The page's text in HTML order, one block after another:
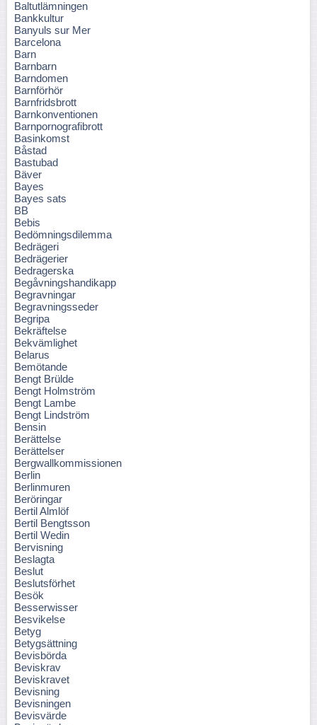
Baltutlämningen
Bankkultur
Banyuls sur Mer
Barcelona
Barn
Barnbarn
Barndomen
Barnförhör
Barnfridsbrott
Barnkonventionen
Barnpornografibrott
Basinkomst
Båstad
Bastubad
Bäver
Bayes
Bayes sats
BB
Bebis
Bedömningsdilemma
Bedrägeri
Bedrägerier
Bedragerska
Begåvningshandikapp
Begravningar
Begravningsseder
Begripa
Bekräftelse
Bekvämlighet
Belarus
Bemötande
Bengt Brülde
Bengt Holmström
Bengt Lambe
Bengt Lindström
Bensin
Berättelse
Berättelser
Bergwallkommissionen
Berlin
Berlinmuren
Beröringar
Bertil Almlöf
Bertil Bengtsson
Bertil Wedin
Bervisning
Beslagta
Beslut
Beslutsförhet
Besök
Besserwisser
Besvikelse
Betyg
Betygsättning
Bevisbörda
Beviskrav
Beviskravet
Bevisning
Bevisningen
Bevisvärde